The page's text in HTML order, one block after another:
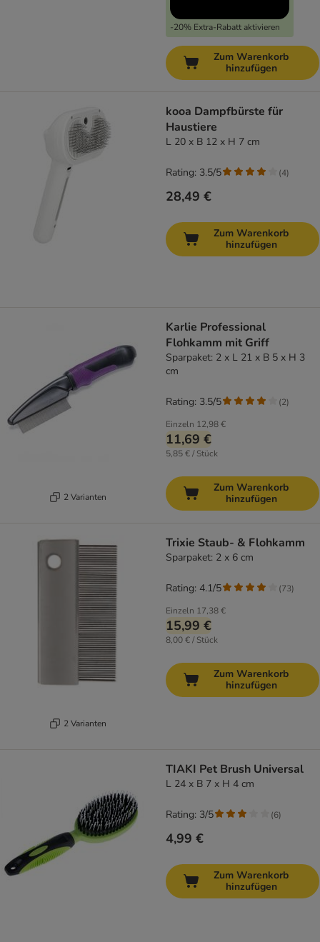
-20% Extra-Rabatt aktivieren
Zum Warenkorb
hinzufügen
kooa Dampfbürste für
Haustiere
L 20 x B 12 x H 7 cm
28,49 €
Rating: 3.5/5 (4)
Zum Warenkorb
hinzufügen
2 Varianten
Karlie Professional
Flohkamm mit Griff
Sparpaket: 2 x L 21 x B 5 x H 3
cm
Einzeln 12,98 €
11,69 €
5,85 € / Stück
Rating: 3.5/5 (2)
Zum Warenkorb
hinzufügen
2 Varianten
Trixie Staub- & Flohkamm
Sparpaket: 2 x 6 cm
Einzeln 17,38 €
15,99 €
8,00 € / Stück
Rating: 4.1/5 (73)
Zum Warenkorb
hinzufügen
TIAKI Pet Brush Universal
L 24 x B 7 x H 4 cm
4,99 €
Rating: 3/5 (6)
Zum Warenkorb
hinzufügen